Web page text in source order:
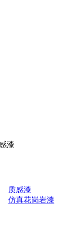
漆
质感漆
仿真花岗岩漆